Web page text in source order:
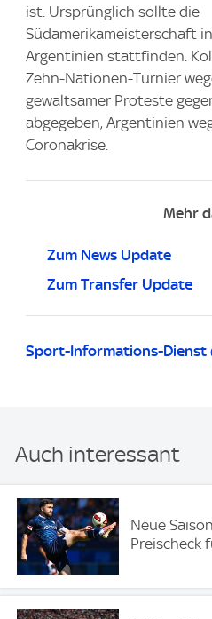
ist. Ursprünglich sollte die
Südamerikameisterschaft
Argentinien stattfinden.
Zehn-Nationen-Turnier
gewaltsamer Proteste
abgegeben, Argentinien
Coronakrise.
Mehr
Zum News Update
Zum Transfer Update
Sport-Informations-Dienst
Auch interessant
Neue
Preischeck